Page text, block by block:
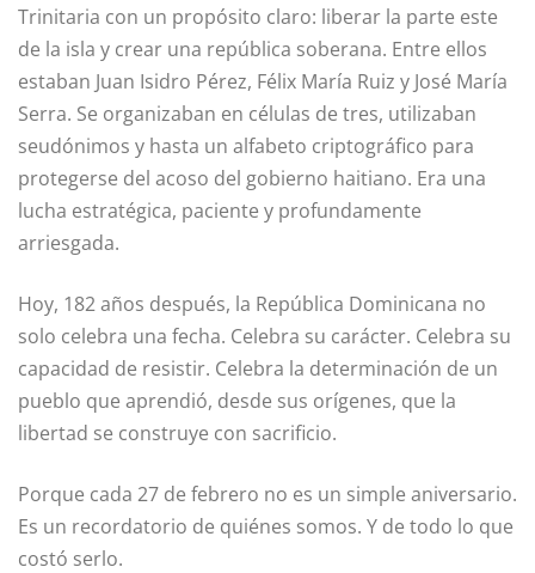
Trinitaria con un propósito claro: liberar la parte este
de la isla y crear una república soberana. Entre ellos
estaban Juan Isidro Pérez, Félix María Ruiz y José María
Serra. Se organizaban en células de tres, utilizaban
seudónimos y hasta un alfabeto criptográfico para
protegerse del acoso del gobierno haitiano. Era una
lucha estratégica, paciente y profundamente
arriesgada.
Hoy, 182 años después, la República Dominicana no
solo celebra una fecha. Celebra su carácter. Celebra su
capacidad de resistir. Celebra la determinación de un
pueblo que aprendió, desde sus orígenes, que la
libertad se construye con sacrificio.
Porque cada 27 de febrero no es un simple aniversario.
Es un recordatorio de quiénes somos. Y de todo lo que
costó serlo.